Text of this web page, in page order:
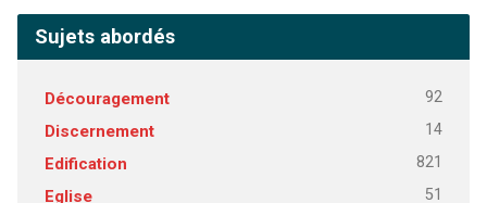
Sujets abordés
Découragement 92
Discernement 14
Edification 821
Eglise 51